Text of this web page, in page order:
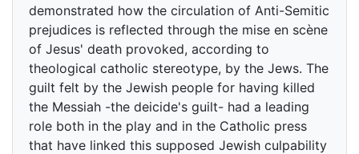
demonstrated how the circulation of Anti-Semitic
prejudices is reflected through the mise en scène
of Jesus' death provoked, according to
theological catholic stereotype, by the Jews. The
guilt felt by the Jewish people for having killed
the Messiah -the deicide's guilt- had a leading
role both in the play and in the Catholic press
that have linked this supposed Jewish culpability